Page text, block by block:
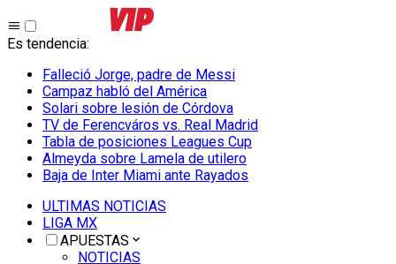
Es tendencia:
Falleció Jorge, padre de Messi
Campaz habló del América
Solari sobre lesión de Córdova
TV de Ferencváros vs. Real Madrid
Tabla de posiciones Leagues Cup
Almeyda sobre Lamela de utilero
Baja de Inter Miami ante Rayados
ULTIMAS NOTICIAS
LIGA MX
APUESTAS
NOTICIAS